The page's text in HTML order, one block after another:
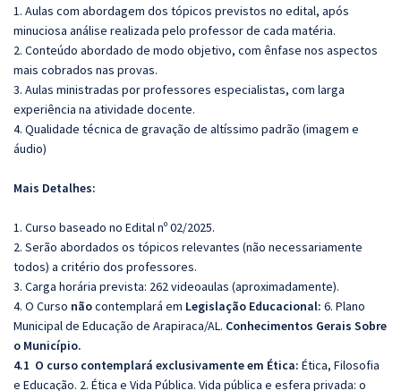
1. Aulas com abordagem dos tópicos previstos no edital, após
minuciosa análise realizada pelo professor de cada matéria.
2. Conteúdo abordado de modo objetivo, com ênfase nos aspectos
mais cobrados nas provas.
3. Aulas ministradas por professores especialistas, com larga
experiência na atividade docente.
4. Qualidade técnica de gravação de altíssimo padrão (imagem e
áudio)
Mais Detalhes:
1. Curso baseado no Edital nº 02/2025.
2. Serão abordados os tópicos relevantes (não necessariamente
todos) a critério dos professores.
3. Carga horária prevista: 262 videoaulas (aproximadamente).
4. O Curso nãocontemplará em Legislação Educacional: 6. Plano
Municipal de Educação de Arapiraca/AL. Conhecimentos Gerais Sobre
o Município.
4.1 O curso contemplará exclusivamente em Ética: Ética, Filosofia
e Educação. 2. Ética e Vida Pública. Vida pública e esfera privada: o